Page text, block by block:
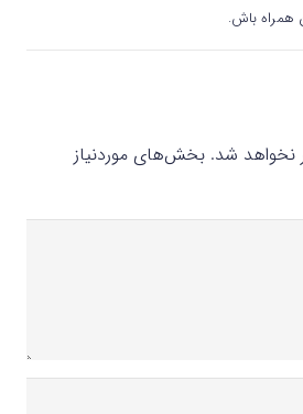
همراه باش.
نخواهد شد. بخش‌های موردنیاز